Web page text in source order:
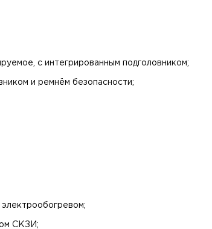
с интегрированным подголовником;
и ремнём безопасности;
электрообогревом;
СКЗИ;